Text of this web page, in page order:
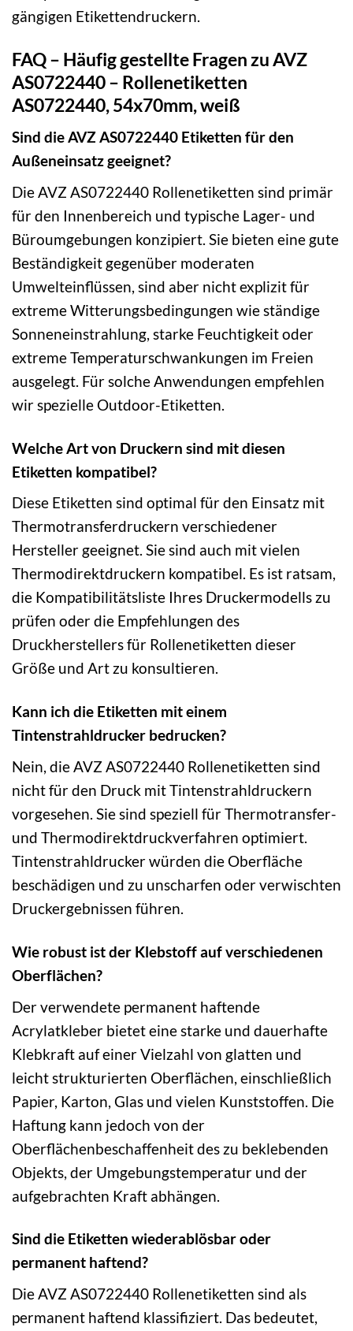
gängigen Etikettendruckern.
FAQ – Häufig gestellte Fragen zu AVZ
AS0722440 – Rollenetiketten
AS0722440, 54x70mm, weiß
Sind die AVZ AS0722440 Etiketten für den
Außeneinsatz geeignet?
Die AVZ AS0722440 Rollenetiketten sind primär
für den Innenbereich und typische Lager- und
Büroumgebungen konzipiert. Sie bieten eine gute
Beständigkeit gegenüber moderaten
Umwelteinflüssen, sind aber nicht explizit für
extreme Witterungsbedingungen wie ständige
Sonneneinstrahlung, starke Feuchtigkeit oder
extreme Temperaturschwankungen im Freien
ausgelegt. Für solche Anwendungen empfehlen
wir spezielle Outdoor-Etiketten.
Welche Art von Druckern sind mit diesen
Etiketten kompatibel?
Diese Etiketten sind optimal für den Einsatz mit
Thermotransferdruckern verschiedener
Hersteller geeignet. Sie sind auch mit vielen
Thermodirektdruckern kompatibel. Es ist ratsam,
die Kompatibilitätsliste Ihres Druckermodells zu
prüfen oder die Empfehlungen des
Druckherstellers für Rollenetiketten dieser
Größe und Art zu konsultieren.
Kann ich die Etiketten mit einem
Tintenstrahldrucker bedrucken?
Nein, die AVZ AS0722440 Rollenetiketten sind
nicht für den Druck mit Tintenstrahldruckern
vorgesehen. Sie sind speziell für Thermotransfer-
und Thermodirektdruckverfahren optimiert.
Tintenstrahldrucker würden die Oberfläche
beschädigen und zu unscharfen oder verwischten
Druckergebnissen führen.
Wie robust ist der Klebstoff auf verschiedenen
Oberflächen?
Der verwendete permanent haftende
Acrylatkleber bietet eine starke und dauerhafte
Klebkraft auf einer Vielzahl von glatten und
leicht strukturierten Oberflächen, einschließlich
Papier, Karton, Glas und vielen Kunststoffen. Die
Haftung kann jedoch von der
Oberflächenbeschaffenheit des zu beklebenden
Objekts, der Umgebungstemperatur und der
aufgebrachten Kraft abhängen.
Sind die Etiketten wiederablösbar oder
permanent haftend?
Die AVZ AS0722440 Rollenetiketten sind als
permanent haftend klassifiziert. Das bedeutet,